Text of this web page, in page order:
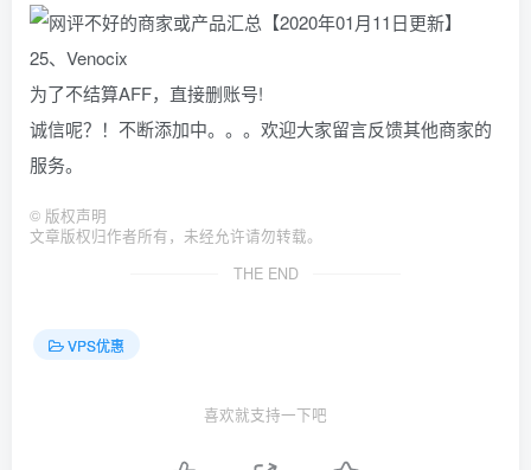
25、Venocix
为了不结算AFF，直接删账号!
诚信呢？！不断添加中。。。欢迎大家留言反馈其他商家的
服务。
© 版权声明
文章版权归作者所有，未经允许请勿转载。
THE END
VPS优惠
喜欢就支持一下吧